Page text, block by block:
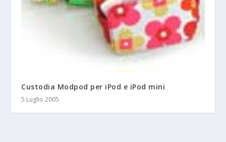
Custodia Modpod per iPod e iPod mini
5 Luglio 2005